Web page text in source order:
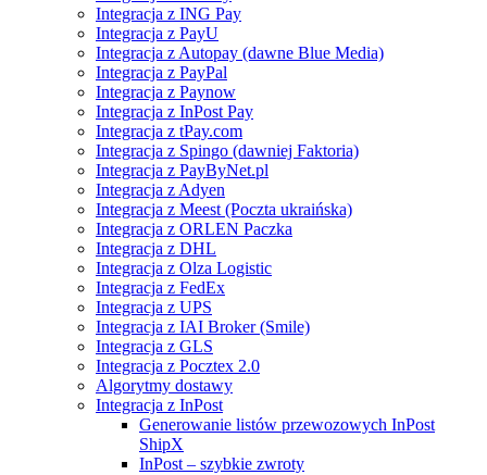
Integracja z ING Pay
Integracja z PayU
Integracja z Autopay (dawne Blue Media)
Integracja z PayPal
Integracja z Paynow
Integracja z InPost Pay
Integracja z tPay.com
Integracja z Spingo (dawniej Faktoria)
Integracja z PayByNet.pl
Integracja z Adyen
Integracja z Meest (Poczta ukraińska)
Integracja z ORLEN Paczka
Integracja z DHL
Integracja z Olza Logistic
Integracja z FedEx
Integracja z UPS
Integracja z IAI Broker (Smile)
Integracja z GLS
Integracja z Pocztex 2.0
Algorytmy dostawy
Integracja z InPost
Generowanie listów przewozowych InPost
ShipX
InPost – szybkie zwroty